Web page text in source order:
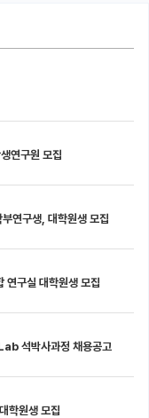
연구원 모집
구생, 대학원생 모집
연구실 대학원생 모집
박사과정 채용공고
학원생 모집